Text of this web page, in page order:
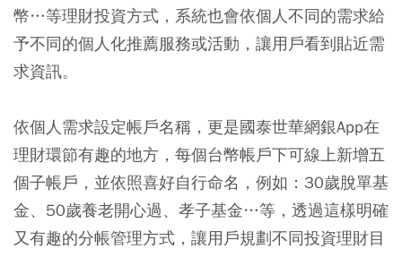
幣…等理財投資方式，系統也會依個人不同的需求給
予不同的個人化推薦服務或活動，讓用戶看到貼近需
求資訊。
依個人需求設定帳戶名稱，更是國泰世華網銀App在
理財環節有趣的地方，每個台幣帳戶下可線上新增五
個子帳戶，並依照喜好自行命名，例如：30歲脫單基
金、50歲養老開心過、孝子基金…等，透過這樣明確
又有趣的分帳管理方式，讓用戶規劃不同投資理財目